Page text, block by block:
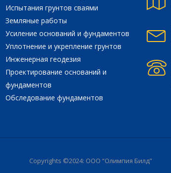
Испытания грунтов сваями
Земляные работы
Усиление оснований и фундаментов
Уплотнение и укрепление грунтов
Инженерная геодезия
Проектирование оснований и
фундаментов
Обследование фундаментов
Copyrights ©2024: ООО “Олимпия Билд”